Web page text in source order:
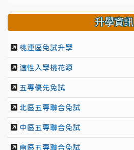
升學資訊
桃連區免試升學
適性入學桃花源
五專優先免試
北區五專聯合免試
中區五專聯合免試
南區五專聯合免試